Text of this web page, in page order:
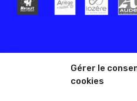
Gérer le
cookies